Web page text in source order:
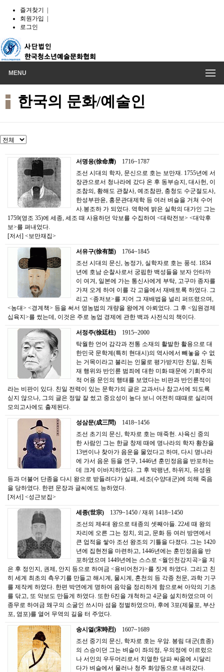
즐겨찾기
회원가입
로그인
MENU
한국의 문화/예술인
서명응(徐命膺) 1716~1787
조선 시대의 학자, 문신으로 호는 보만재. 1755년에 서
장관으로서 청나라에 갔다 온 후 동부승지, 대사헌, 이
조참의, 황해도 관찰사, 예조참판, 충청도 수군절도사,
한성부판윤, 홍문관대제학 등 여러 벼슬을 거쳐 수어
사.봉조하 가 되었다. 역학에 밝은 실학의 대가인 그는
1759(영조 35)에 세종, 세조 때 사용하던 악보를 수집하여 <대락전보> <대악후
보>를 펴내었다.
[저서] <보만재집>
서유구(徐有榘) 1764~1845
조선 시대의 문신, 농정가, 실학자로 호는 풍석. 1834
년에 호남 순찰사로서 궁핍한 백성들을 보자 안타까
이 여겨, 일본에 가는 통신사에게 부탁, 고구마 종자를
가져 오게 하여 이를 각 고을에서 재배토록 하였다. 그
리고 <종저보>를 지어 그 재배법을 널리 퍼뜨렸으며,
<농대> <경계책> 등을 써서 영농법의 개량을 왕에게 아뢰었다. 그 후 <임원경제
십육지>를 썼는데, 이것은 주로 농업 경제에 관한 백과 사전식의 책이다.
서정주(徐廷柱) 1915~2000
탁월한 언어 감각과 전통 소재의 활발한 활용으로 대
한민국 문학계(특히 현대시)의 역사에서 빼놓을 수 없
는 거목이라고 불리는 인물로 평가받지만 친일, 친독
재 행위와 반인륜 범죄에 대한 미화 때문에 기회주의
적 어용 문인의 행태를 보였다는 비판과 반인륜적이
라는 비판이 있다. 친일 전력이 있는 문학가의 글은 교과서나 참고서에 되도록
싣지 않으나, 그의 글은 정말 잘 썼고 중요성이 높다 보니 여전히 때때로 실리며
모의고사에도 출제된다.
성삼문(成三問) 1418~1456
조선 초기의 문신, 학자로 호는 매죽헌. 사육신 중의
한 사람인 그는 한글 창제 때에 명나라의 학자 황찬을
13번이나 찾아가 음운을 물었다고 하며, 다시 명나라
에 가서 음운 등을 연구, 1446년 훈민정음을 반포하는
데 크게 이바지하였다. 그 후 박팽년, 하위지, 유성원
등과 더불어 단종을 다시 왕으로 받들려다가 실패, 세조(수양대군)에 의해 죽음
을 당하였다. 한편 문장과 글씨에도 능하였다.
[저서] <성근보집>
세종(世宗) 1379~1450 / 재위 1418~1450
조선의 제4대 왕으로 태종의 셋째아들. 22세 때 왕의
자리에 오른 그는 정치, 외교, 문화 등 여러 방면에서
큰 업적을 쌓아 조선 왕조의 기틀을 다졌다. 그는 1420
년에 집현전을 마련하고, 1446년에는 훈민정음을 반
포하였으며 1449년에는 스스로 <월인천강지곡>을 지
은 후 정인지, 권제, 안지 등으로 하여금 <용비어천가>를 짓게 하였다. 그리고 친
히 세계 최초의 측우기를 만들고 해시계, 물시계, 혼천의 등 각종 천문, 과학 기구
를 제작케 하였다. 한편 박연에게 명하여 음악을 정리하게 함으로써 아악의 기초
를 닦고, 또 악보도 만들게 하였다. 또한 6진을 개척하고 4군을 설치하였으며 이
종무로 하여금 왜구의 소굴인 쓰시마 섬을 정벌하였으마, 후에 3포(제물포, 부산
포, 염포)를 열어 무역의 길을 터 주었다.
송시열(宋時烈) 1607~1689
조선 중기의 문신, 학자로 호는 우암. 봉림 대군(효종)
의 스승이던 그는 벼슬이 좌의정, 우의정에 이르렀으
나 서인의 우두머리로서 치열한 당파 싸움에 시달리
다가 벼슬에서 물러나 청주 화양동으로 내려갔다.